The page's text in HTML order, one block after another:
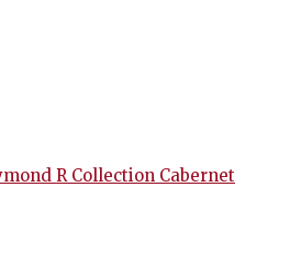
R Collection Cabernet